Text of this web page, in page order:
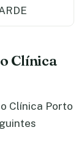
Clínica
Clínica Porto